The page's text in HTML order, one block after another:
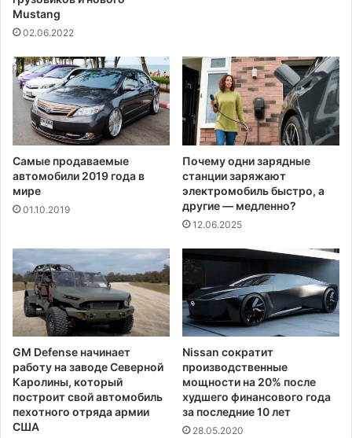
с
т
а
'
р
и
к
а
н
в
Mustang
02.06.2022
Самые продаваемые
автомобили 2019 года в
мире
01.10.2019
Почему одни зарядные
станции заряжают
электромобиль быстро, а
другие — медленно?
12.06.2025
GM Defense начинает
работу на заводе Северной
Каролины, который
построит свой автомобиль
пехотного отряда армии
США
Nissan сократит
производственные
мощности на 20% после
худшего финансового года
за последние 10 лет
28.05.2020